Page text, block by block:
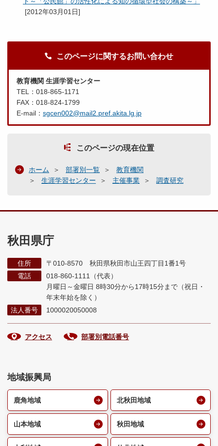
[2012年03月01日]
このページに関するお問い合わせ
教育機関 生涯学習センター
TEL：018-865-1171
FAX：018-824-1799
E-mail： sgcen002@mail2.pref.akita.lg.jp
このページの現在位置
ホーム 部署別一覧
教育機関
生涯学習センター
主催事業 調査研究
秋田県庁
住所
〒010-8570 秋田県秋田市山王四丁目1番1号
電話
018-860-1111（代表）
月曜日～金曜日 8時30分から17時15分まで （祝日・
年末年始を除く）
法人番号
1000020050008
アクセス 部署別電話番号
地域振興局
鹿角地域 北秋田地域
山本地域 秋田地域